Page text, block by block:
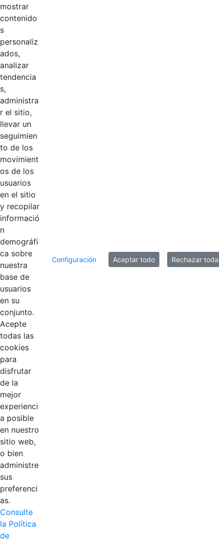
Mostrando el intervalo 1 - 10 de 11 resultados.
mostrar
contenido
s
personaliz
ados,
analizar
tendencia
s,
administra
r el sitio,
llevar un
seguimien
to de los
movimient
os de los
usuarios
en el sitio
y recopilar
informació
n
demográfi
ca sobre
nuestra
base de
usuarios
en su
conjunto.
Acepte
todas las
cookies
para
disfrutar
de la
mejor
experienci
a posible
en nuestro
sitio web,
o bien
administre
sus
preferenci
as.
Consulte
la Política
de
Configuración Aceptar todo Rechazar